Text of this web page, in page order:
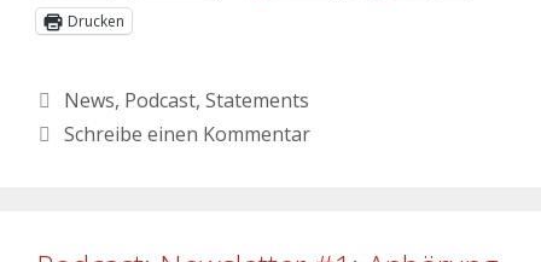
Drucken
News, Podcast, Statements
Schreibe einen Kommentar